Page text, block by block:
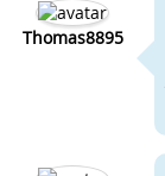
Thomas8895